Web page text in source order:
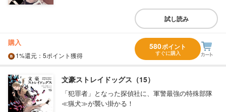
試し読み
購入
1%還元 ：5ポイント獲得
580ポイント
すぐに購入
文豪ストレイドッグス（15）
「犯罪者」となった探偵社に、軍警最強の特殊部隊
≪猟犬≫が襲い掛かる！